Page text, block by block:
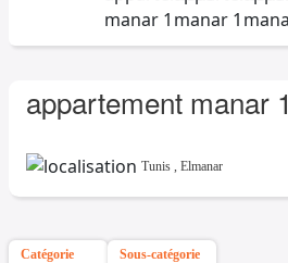
appartement manar 1
Tunis , Elmanar
Catégorie Sous-catégorie